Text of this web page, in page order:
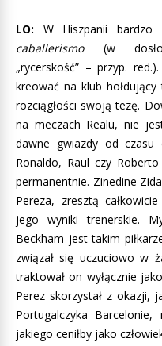
LO: W Hiszpanii bardzo
caballerismo(w
„rycerskość” – przyp.
kreować na klub
rozciągłości swoją tezę.
na meczach Realu, nie
dawne gwiazdy od
Ronaldo, Raul czy
permanentnie. Zinedine
Pereza, zresztą
jego wyniki trenerskie.
Beckham jest takim
związał się uczuciowo w
traktował on wyłącznie
Perez skorzystał z okazji,
Portugalczyka
jakiego ceniłby jako